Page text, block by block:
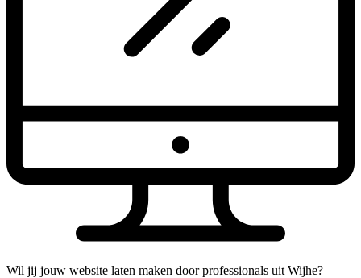
Wil jij jouw website laten maken door professionals uit Wijhe?